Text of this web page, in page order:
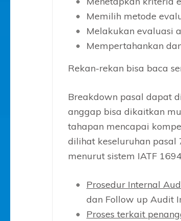
Memilih metode
Melakukan evaluasi
Mempertahankan
Rekan-rekan bisa baca
Breakdown pasal dapat
anggap bisa dikaitkan
tahapan mencapai
dilihat keseluruhan pasal
menurut sistem IATF
Prosedur Internal
dan Follow up Audit
Proses terkait